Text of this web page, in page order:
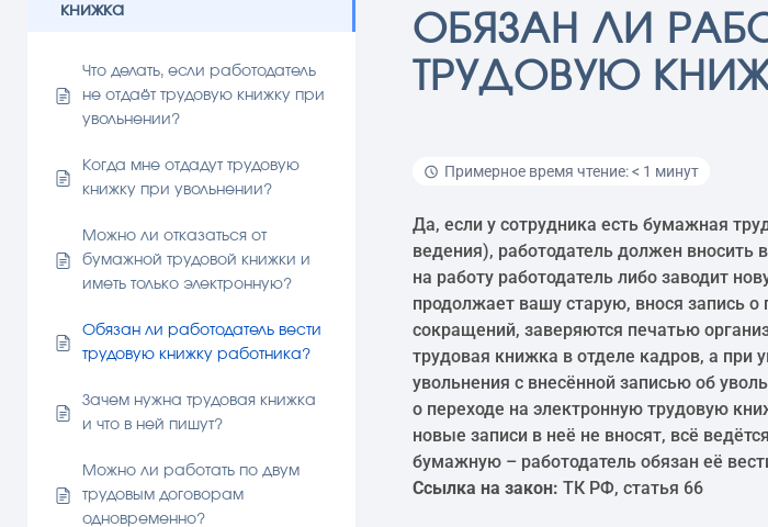
книжка
Что делать, если работодатель
не отдаёт трудовую книжку при
увольнении?
Когда мне отдадут трудовую
книжку при увольнении?
Можно ли отказаться от
бумажной трудовой книжки и
иметь только электронную?
Обязан ли работодатель вести
трудовую книжку работника?
Зачем нужна трудовая книжка
и что в ней пишут?
Можно ли работать по двум
трудовым договорам
одновременно?
ОБЯЗАН ЛИ
ТРУДОВУЮ
Примерное время чтение: < 1 минут
Да, если у сотрудника есть бумажная
ведения), работодатель должен вносить
на работу работодатель либо заводит
продолжает вашу старую, внося запись
сокращений, заверяются печатью
трудовая книжка в отделе кадров, а
увольнения с внесённой записью об
о переходе на электронную трудовую
новые записи в неё не вносят, всё
бумажную – работодатель обязан её
Ссылка на закон: ТК РФ, статья 66